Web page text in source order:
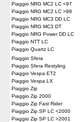
Piaggio NRG MC2 LC <97
Piaggio NRG MC2 LC >98
Piaggio NRG MC3 DD LC
Piaggio NRG MC3 DT
Piaggio NRG Power DD LC
Piaggio NTT LC
Piaggio Quartz LC
Piaggio Sfera
Piaggio Sfera Restyling
Piaggio Vespa ET2
Piaggio Vespa LX
Piaggio Zip
Piaggio Zip 2000
Piaggio Zip Fast Rider
Piaggio Zip SP LC <2000
Piaggio Zip SP LC >2001